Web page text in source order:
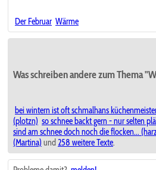
Der Februar Wärme
Was schreiben andere zum Thema
bei wintern ist oft schmalhans
(plotzn) so schnee backt gern - nur selten
sind am schnee doch noch die flocken...
(Martina) und 258 weitere Texte.